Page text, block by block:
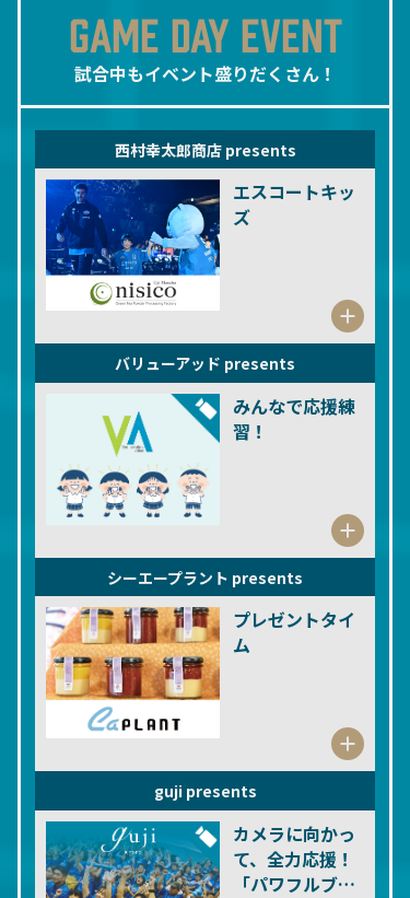
GAME DAY EVENT
試合中もイベント盛りだくさん！
西村幸太郎商店 presents
エスコートキッ
ズ
バリューアッド presents
みんなで応援練
習！
シーエープラント presents
プレゼントタイ
ム
guji presents
カメラに向かっ
て、全力応援！
「パワフルブー